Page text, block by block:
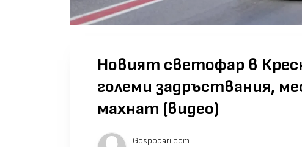
Новият светофар в
големи задръствания,
махнат (видео)
Gospodari.com